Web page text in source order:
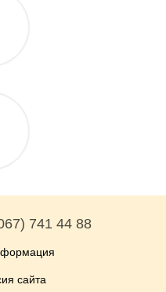
741 44 88
сайта